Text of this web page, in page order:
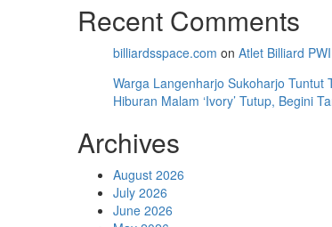
Recent Comments
billiardsspace.com on Atlet Billiard
Warga Langenharjo Sukoharjo Tuntut
Hiburan Malam ‘Ivory’ Tutup, Begini
Archives
August 2026
July 2026
June 2026